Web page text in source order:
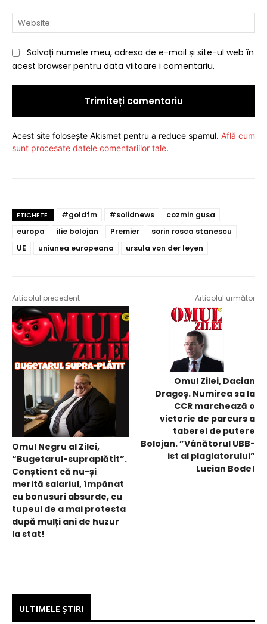
Salvați numele meu, adresa de e-mail și site-ul web în
acest browser pentru data viitoare i comentariu.
Acest site folosește Akismet pentru a reduce spamul. Află cum
sunt procesate datele comentariilor tale.
ETICHETE: #goldfm #solidnews
cozmin gusa
europa
ilie bolojan Premier
sorin rosca stanescu
UE
uniunea europeana ursula von der leyen
Articolul precedent
Omul Negru al Zilei,
“Bugetarul-supraplătit”.
Conștient că nu-și
merită salariul, împănat
cu bonusuri absurde, cu
tupeul de a mai protesta
după mulți ani de huzur
la stat!
Articolul următor
Omul Zilei, Dacian
Dragoș. Numirea sa la
CCR marchează o
victorie de parcurs a
taberei de putere
Bolojan. ”Vânătorul UBB-
ist al plagiatorului”
Lucian Bode!
ULTIMELE ŞTIRI